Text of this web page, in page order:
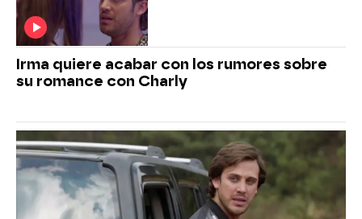
Irma quiere acabar con los rumores sobre
su romance con Charly